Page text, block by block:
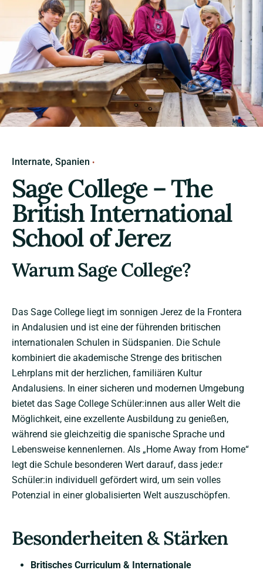
Internate Spanien
Sage College – The
British International
School of Jerez
Warum Sage College?
Das Sage College liegt im sonnigen Jerez de la Frontera
in Andalusien und ist eine der führenden britischen
internationalen Schulen in Südspanien. Die Schule
kombiniert die akademische Strenge des britischen
Lehrplans mit der herzlichen, familiären Kultur
Andalusiens. In einer sicheren und modernen Umgebung
bietet das Sage College Schüler:innen aus aller Welt die
Möglichkeit, eine exzellente Ausbildung zu genießen,
während sie gleichzeitig die spanische Sprache und
Lebensweise kennenlernen. Als „Home Away from Home“
legt die Schule besonderen Wert darauf, dass jede:r
Schüler:in individuell gefördert wird, um sein volles
Potenzial in einer globalisierten Welt auszuschöpfen.
Besonderheiten & Stärken
Britisches Curriculum & Internationale